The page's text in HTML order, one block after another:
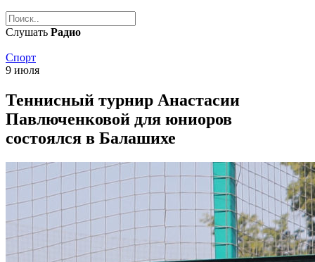
Слушать Радио
Спорт
9 июля
Теннисный турнир Анастасии
Павлюченковой для юниоров
состоялся в Балашихе